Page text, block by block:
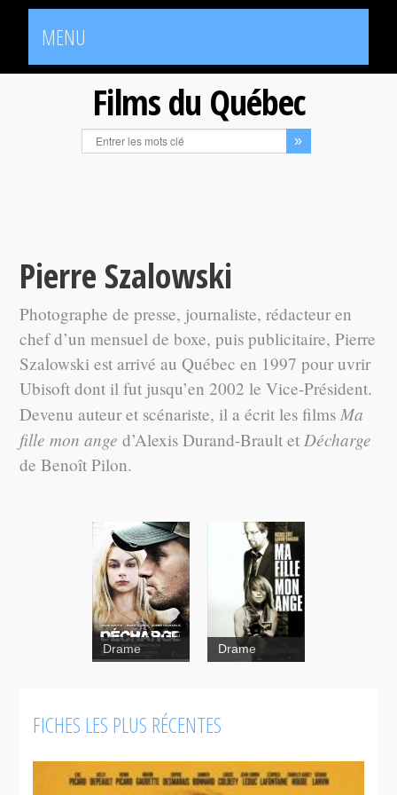
MENU
Films du Québec
Pierre Szalowski
Photographe de presse, journaliste, rédacteur en
chef d’un mensuel de boxe, puis publicitaire, Pierre
Szalowski est arrivé au Québec en 1997 pour uvrir
Ubisoft dont il fut jusqu’en 2002 le Vice-Président.
Devenu auteur et scénariste, il a écrit les filmsMa
fille mon ange d’Alexis Durand-Brault etDécharge
de Benoît Pilon.
Ce qu'il faut
Drame
Ma
fille, mon
Drame
FICHES LES PLUS RÉCENTES